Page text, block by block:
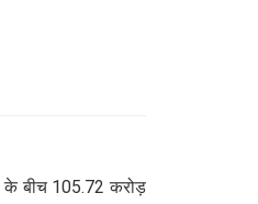
के बीच 105.72 करोड़